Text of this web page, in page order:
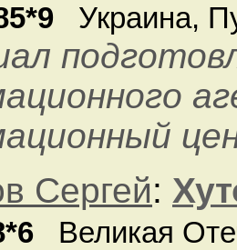
Украина,
Сергей:
Великая